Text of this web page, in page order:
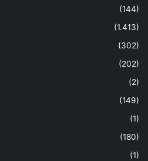
(144)
(1.413)
(302)
(202)
(2)
(149)
(1)
(180)
(1)